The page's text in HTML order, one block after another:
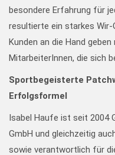
besondere Erfahrung für
resultierte ein starkes Wir-
Kunden an die Hand
MitarbeiterInnen, die sich
Sportbegeisterte
Erfolgsformel
Isabel Haufe ist seit 2004
GmbH und gleichzeitig
sowie verantwortlich für